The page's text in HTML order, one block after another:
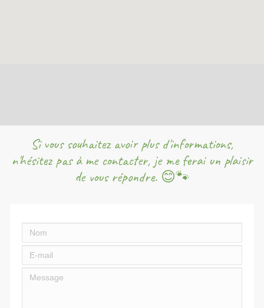
Si vous souhaitez avoir plus d'informations,
n'hésitez pas à me contacter, je me ferai un plaisir
de vous répondre. 😊🐾